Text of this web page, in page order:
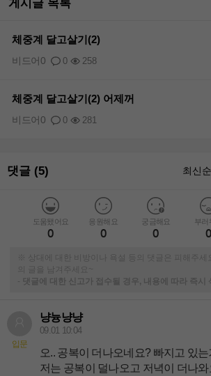
게시글 목록
체중계 달고살기(2)
0 258
비드어0
체중계 달고살기(2) 어제꺼
0 281
비드어0
댓글 (5) 최신순
도움됐어요
0
응원해요
0
궁금해요
0
부러
0
※ 상대에 대한 비방이나 욕설 등의 댓글은 피해주세
의 글을 남겨주세요~
-
댓글에 대한 신고가 접수될 경우, 내용에 따라 즉시
입문
냥늉냥냥
09.01 10:04
오.. 공복이 더나오네요? 빠지고 있
저는 공복이 덜나오고 저녁이 더나와